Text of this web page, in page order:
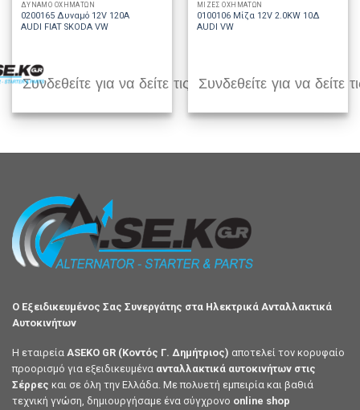
ΔΥΝΑΜΟ ΟΧΗΜΑΤΩΝ
0200165 Δυναμό 12V 120A
AUDI FIAT SKODA VW
Συνδεθείτε για να δείτε τις τιμές
ΜΙΖΕΣ ΟΧΗΜΑΤΩΝ
0100106 Μίζα 12V 2.0KW 10Δ
AUDI VW
Συνδεθείτε για να δείτε
Ο Εξειδικευμένος Σας Συνεργάτης στα Ηλεκτρικά Ανταλλακτικά
Αυτοκινήτων
Η εταιρεία ASEKO GR (Κοντός Γ. Δημήτριος) αποτελεί τον κορυφαίο
προορισμό για εξειδικευμένα ανταλλακτικά αυτοκινήτων στις
Σέρρες και σε όλη την Ελλάδα. Με πολυετή εμπειρία και βαθιά
τεχνική γνώση, δημιουργήσαμε ένα σύγχρονο online shop